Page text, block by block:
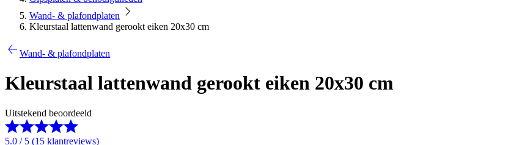
Wand- & plafondplaten
Kleurstaal lattenwand gerookt eiken 20x30 cm
Wand- & plafondplaten
Kleurstaal lattenwand gerookt eiken 20x30 cm
Uitstekend beoordeeld
5.0 / 5 (15 klantreviews)